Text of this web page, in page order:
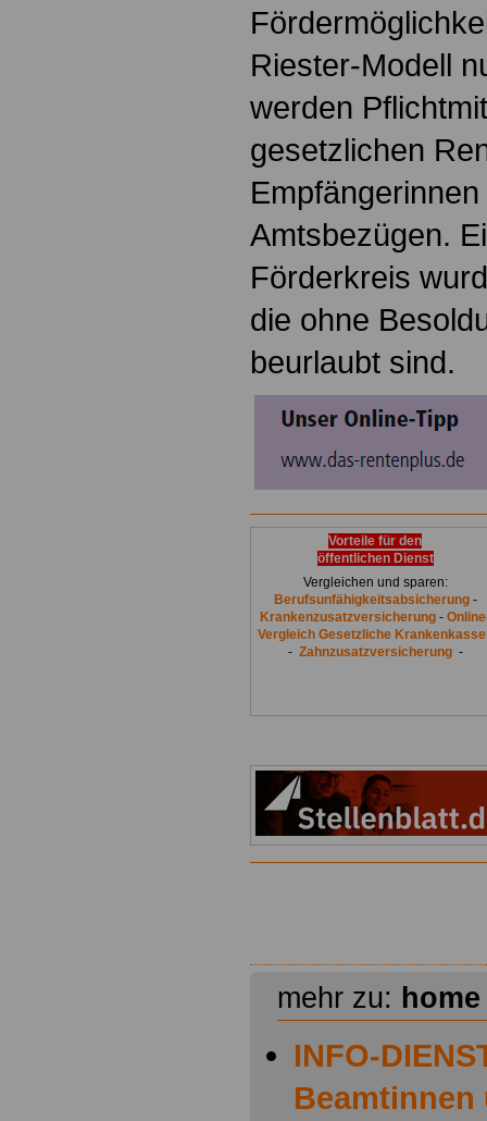
Riester-Modell
werden
gesetzlichen
Amtsbezügen.
Förderkreis
die ohne
beurlaubt sind.
Vorteile für den
öffentlichen Dienst
Vergleichen und sparen:
Berufsunfähigkeitsabsicherung-
Krankenzusatzversicherung -
Vergleich Gesetzliche
- Zahnzusatzversicherung-
mehr zu: home
INFO-
Beamtinnen